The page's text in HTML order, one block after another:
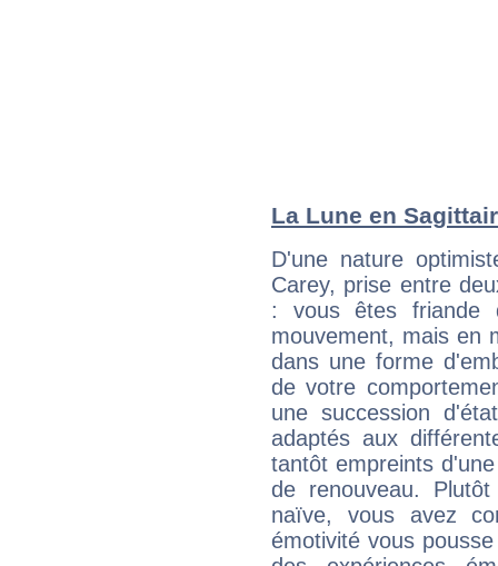
La Lune en
D'une nature
Carey, prise entre
: vous êtes friande
mouvement, mais en
dans une forme
de votre
une succession
adaptés aux
tantôt empreints
de renouveau.
naïve, vous avez
émotivité vous